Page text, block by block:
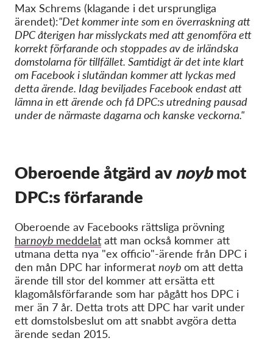
Max Schrems (klagande i det ursprungliga
ärendet):"Det kommer inte som en överraskning att
DPC återigen har misslyckats med att genomföra ett
korrekt förfarande och stoppades av de irländska
domstolarna för tillfället. Samtidigt är det inte klart
om Facebook i slutändan kommer att lyckas med
detta ärende. Idag beviljades Facebook endast att
lämna in ett ärende och få DPC:s utredning pausad
under de närmaste dagarna och kanske veckorna."
Oberoende åtgärd avnoybmot
DPC:s förfarande
Oberoende av Facebooks rättsliga prövning
harnoyb meddelat att man också kommer att
utmana detta nya "ex officio"-ärende från DPC i
den mån DPC har informerat noyb om att detta
ärende till stor del kommer att ersätta ett
klagomålsförfarande som har pågått hos DPC i
mer än 7 år. Detta trots att DPC har varit under
ett domstolsbeslut om att snabbt avgöra detta
ärende sedan 2015.